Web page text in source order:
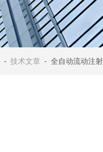
-技术文章 - 全自动流动注射分